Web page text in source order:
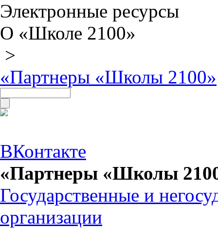
Электронные ресурсы
О «Школе 2100»
>
«Партнеры «Школы 2100»
ВКонтакте
«Партнеры «Школы
Государственные и
организации